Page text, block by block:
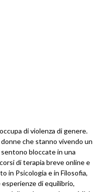
di violenza di genere.
che stanno vivendo un
bloccate in una
di terapia breve online e
in Psicologia e in Filosofia,
di equilibrio,